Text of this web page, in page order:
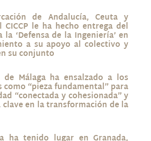
de Andalucía, Ceuta y
CICCP le ha hecho entrega del
la ‘Defensa de la Ingeniería’ en
a su apoyo al colectivo y
su conjunto
de Málaga ha ensalzado a los
como “pieza fundamental” para
“conectada y cohesionada” y
en la transformación de la